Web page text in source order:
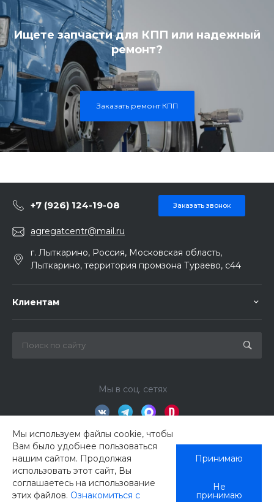
Ищете запчасти для КПП или надежный
ремонт?
Заказать ремонт КПП
+7 (926) 124-19-08 Заказать звонок
agregatcentr@mail.ru
г. Лыткарино, Россия, Московская область,
Лыткарино, территория промзона Тураево, с44
Клиентам
Мы в соц. сетях
Мы используем файлы cookie, чтобы
Вам было удобнее пользоваться
нашим сайтом. Продолжая
использовать этот сайт, Вы
соглашаетесь на использование
этих файлов. Ознакомиться с
Принимаю
Не
принимаю